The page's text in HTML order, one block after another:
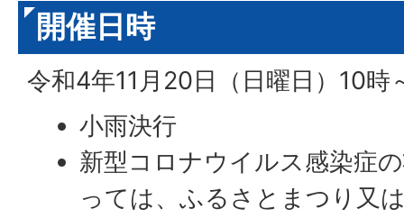
開催日時
令和4年11月20日（日曜日）10時
小雨決行
新型コロナウイルス感染症
っては、ふるさとまつり又